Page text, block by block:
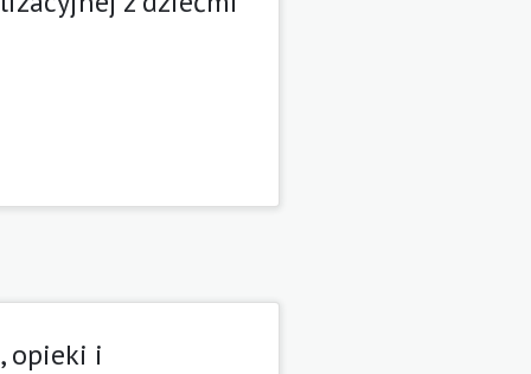
opieki i